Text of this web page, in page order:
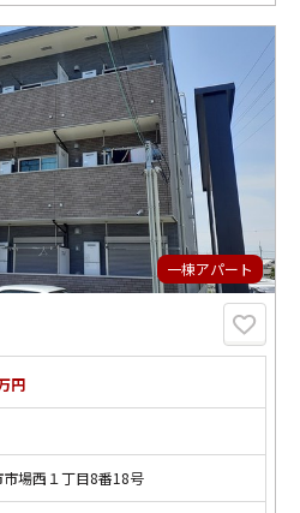
一棟アパート
円
場西１丁目8番18号